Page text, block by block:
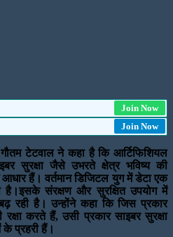
Join Now
Join Now
टेटवाल ने कहा है कि आर्टिफिशियल
सुरक्षा जैसे उभरते क्षेत्र भविष्य की
हैं। वर्तमान डिजिटल युग में डेटा एक
है।इसके संरक्षण और सुरक्षित उपयोग में
रही है। उन्होंने कहा कि जिस प्रकार
करते हैं, उसी प्रकार साइबर सुरक्षा
के प्रहरी हैं।